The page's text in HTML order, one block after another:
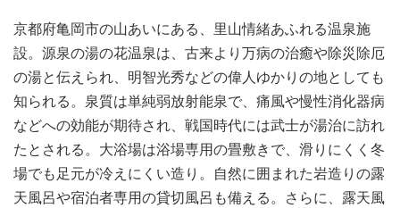
京都府亀岡市の山あいにある、里山情緒あふれる温泉施
設。源泉の湯の花温泉は、古来より万病の治癒や除災除厄
の湯と伝えられ、明智光秀などの偉人ゆかりの地としても
知られる。泉質は単純弱放射能泉で、痛風や慢性消化器病
などへの効能が期待され、戦国時代には武士が湯治に訪れ
たとされる。大浴場は浴場専用の畳敷きで、滑りにくく冬
場でも足元が冷えにくい造り。自然に囲まれた岩造りの露
天風呂や宿泊者専用の貸切風呂も備える。さらに、露天風